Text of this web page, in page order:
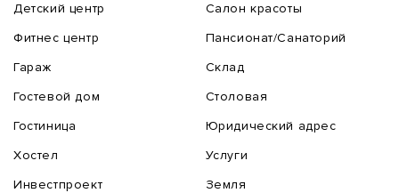
Детский центр
Фитнес центр
Гараж
Гостевой дом
Гостиница
Хостел
Инвестпроект
Салон красоты
Пансионат/Санаторий
Склад
Столовая
Юридический адрес
Услуги
Земля